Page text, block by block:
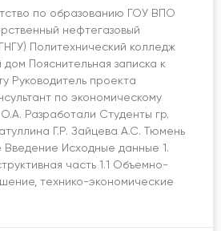
по образованию ГОУ ВПО
нефтегазовый
Политехнический колледж
Пояснительная записка к
Руководитель проекта
по экономическому
Разработали Студенты гр.
Г.Р. Зайцева А.С. Тюмень
Введение Исходные данные 1.
часть 1.1 Объемно-
технико-экономические